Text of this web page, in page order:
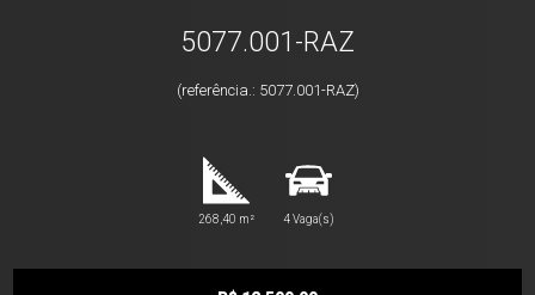
5077.001-RAZ
(referência.: 5077.001-RAZ)
268,40 m² 4 Vaga(s)